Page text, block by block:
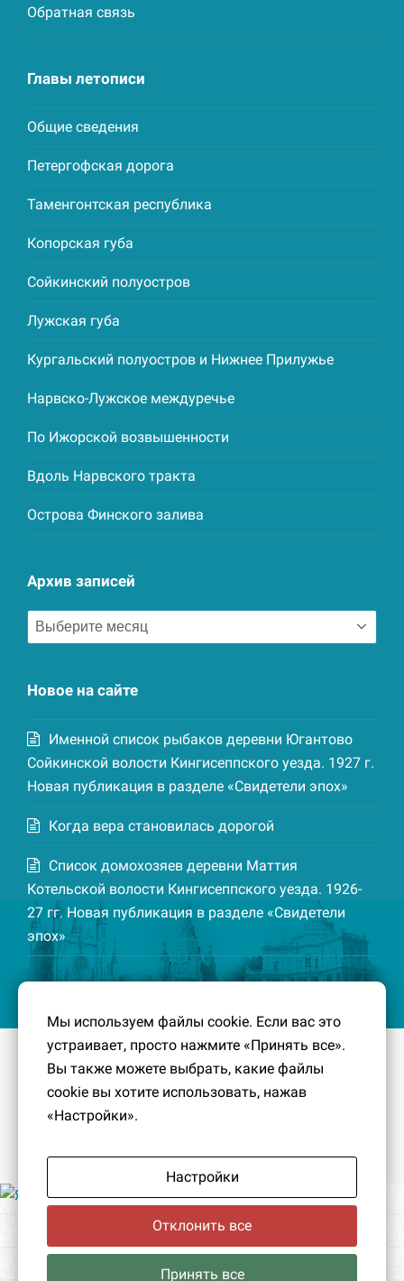
Обратная связь
Главы летописи
Общие сведения
Петергофская дорога
Таменгонтская республика
Копорская губа
Сойкинский полуостров
Лужская губа
Кургальский полуостров и Нижнее Прилужье
Нарвско-Лужское междуречье
По Ижорской возвышенности
Вдоль Нарвского тракта
Острова Финского залива
Архив записей
Архив
записей
Новое на сайте
Именной список рыбаков деревни Югантово
Сойкинской волости Кингисеппского уезда. 1927 г.
Новая публикация в разделе «Свидетели эпох»
Когда вера становилась дорогой
Список домохозяев деревни Маттия
Котельской волости Кингисеппского уезда. 1926-
27 гг. Новая публикация в разделе «Свидетели
эпох»
© 2016-2026 Южный берег Финского залива
малой Родины, без которого трудно представить себе
историко-культурный ландшафт Петербурга и
Ленинградской области.
PavelDesign
Мы используем файлы cookie. Если вас это
устраивает, просто нажмите «Принять все».
Вы также можете выбрать, какие файлы
cookie вы хотите использовать, нажав
«Настройки».
Настройки
Отклонить все
Принять все